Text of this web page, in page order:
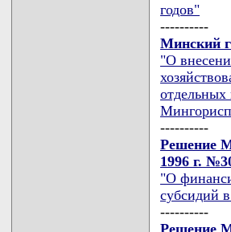
годов"
----------
Минский
"О
отдельных
----------
Решение
1996 г.
"О
субсидий
----------
Решение